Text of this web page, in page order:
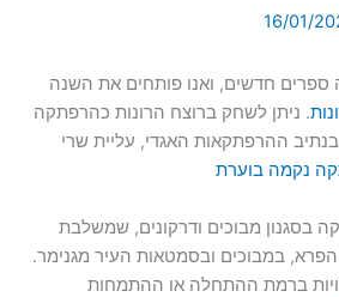
16/01/
חדשים, ואנו פותחים את השנה
. ניתן לשחק ברוצח הרונות כהרפתקה
ההרפתקאות האגדי, עליית שרי
נקמה בוערת
בסגנון מבוכים ודרקונים, שמשלבת
הפרא, במבוכים ובסמטאות העיר מגנימר.
ברמת ההתחלה או ההתמחות